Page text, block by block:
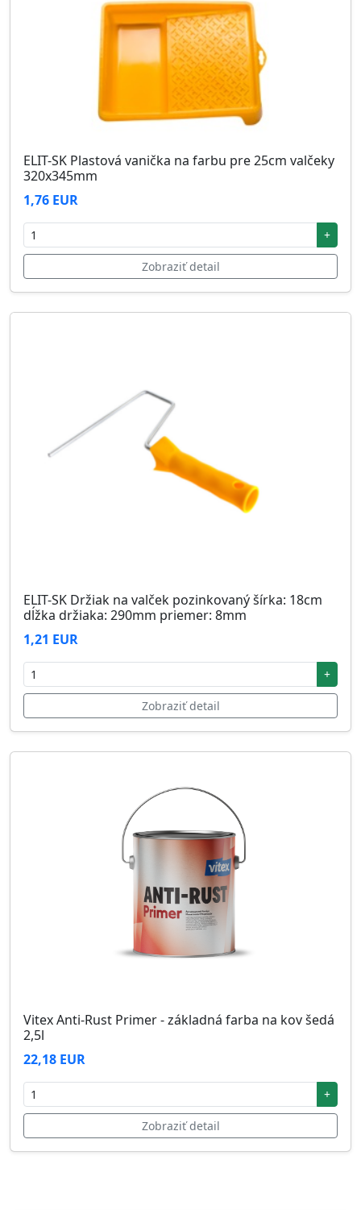
ELIT-SK Plastová vanička na farbu pre 25cm valčeky
320x345mm
1,76 EUR
+
Zobraziť detail
ELIT-SK Držiak na valček pozinkovaný šírka: 18cm
dĺžka držiaka: 290mm priemer: 8mm
1,21 EUR
+
Zobraziť detail
Vitex Anti-Rust Primer - základná farba na kov šedá
2,5l
22,18 EUR
+
Zobraziť detail